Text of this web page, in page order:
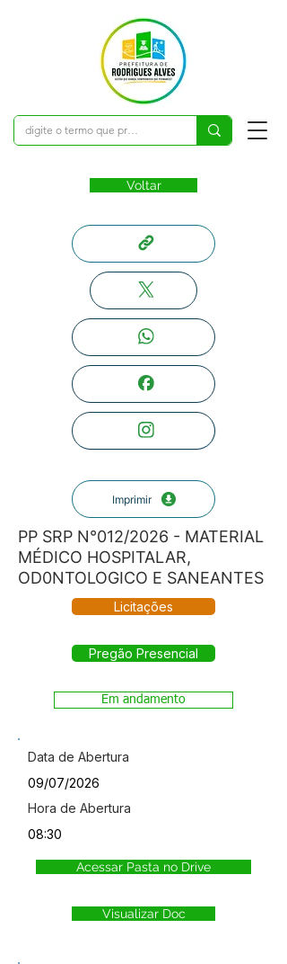
Voltar
Imprimir
PP SRP N°012/2026 - MATERIAL
MÉDICO HOSPITALAR,
OD0NTOLOGICO E SANEANTES
Licitações
Pregão Presencial
Em andamento
Data de Abertura
09/07/2026
Hora de Abertura
08:30
Acessar Pasta no Drive
Visualizar Doc